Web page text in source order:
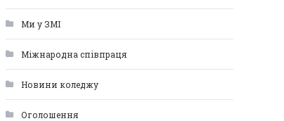
Ми у ЗМІ
Міжнародна співпраця
Новини коледжу
Оголошення